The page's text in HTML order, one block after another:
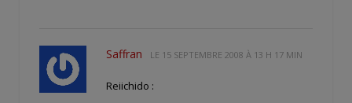
Saffran LE 15 SEPTEMBRE 2008 À 13 H 17 MIN
Reiichido :